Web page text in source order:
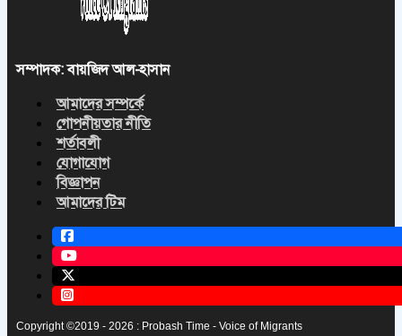
সম্পাদক: বায়জিদ আল-হাসান
আমাদের সম্পর্কে
গোপনীয়তার নীতি
শর্তাবলী
যোগাযোগ
বিজ্ঞাপন
আমাদের টিম
Copyright ©2019 - 2026 : Probash Time - Voice of Migrants